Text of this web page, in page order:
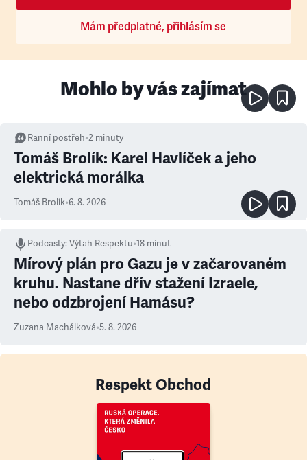
Mám předplatné, přihlásím se
Mohlo by vás zajímat
Ranní postřeh•2 minuty
Tomáš Brolík: Karel Havlíček a jeho
elektrická morálka
Tomáš Brolík•6. 8. 2026
Podcasty:Výtah Respektu•18 minut
Mírový plán pro Gazu je v začarovaném
kruhu. Nastane dřív stažení Izraele,
nebo odzbrojení Hamásu?
Zuzana Machálková•5. 8. 2026
Respekt Obchod